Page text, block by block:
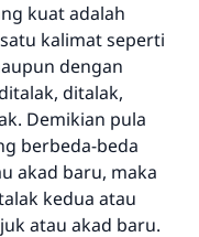
kuat adalah
kalimat seperti
dengan
ditalak,
Demikian pula
berbeda-beda
akad baru, maka
kedua atau
atau akad baru.